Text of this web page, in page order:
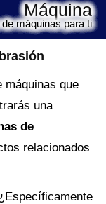
Máquina
máquinas para ti
máquinas que
una
de
relacionados